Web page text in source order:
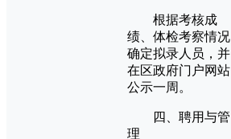
根据考核成
绩、体检考察情况
确定拟录人员，并
在区政府门户网站
公示一周。
四、聘用与管
理